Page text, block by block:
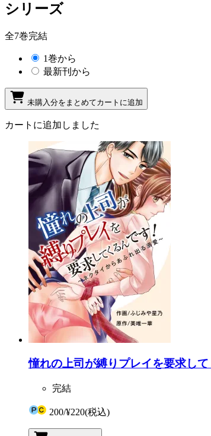
シリーズ
全7巻完結
1巻から
最新刊から
未購入分をまとめてカートに追加
カートに追加しました
憧れの上司が縛りプレイを要求し
完結
200/¥220(税込)